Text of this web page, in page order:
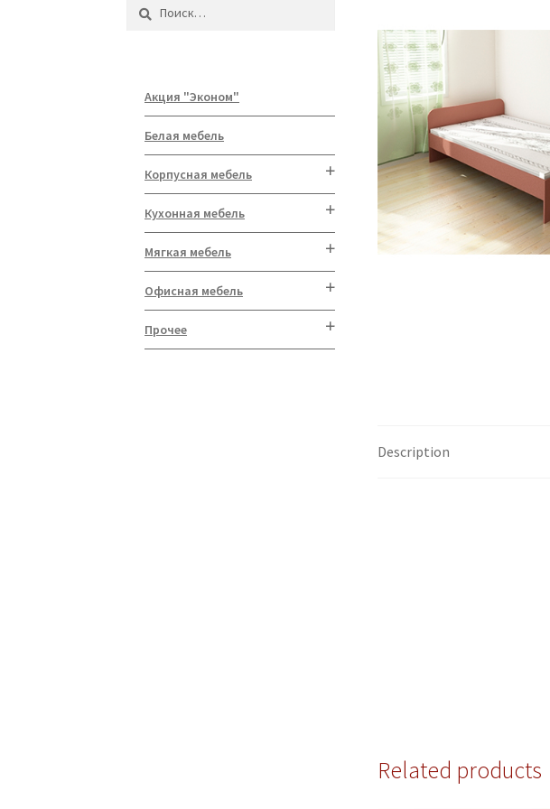
Description
Related products
Найти:
Акция "Эконом"
Белая мебель
Корпусная мебель
Кухонная мебель
Мягкая мебель
Офисная мебель
Прочее